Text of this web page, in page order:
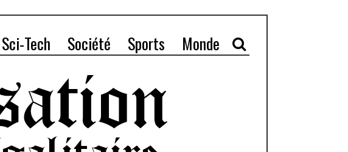
Sci-Tech Société Sports Monde